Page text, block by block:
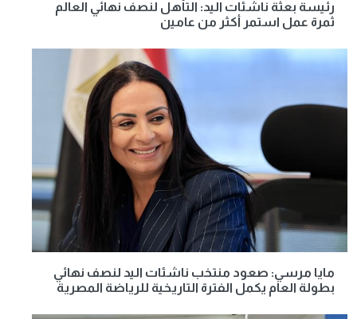
رئيسة بعثة ناشئات اليد: التأهل لنصف نهائي العالم
ثمرة عمل استمر أكثر من عامين
مايا مرسي: صعود منتخب ناشئات اليد لنصف نهائي
بطولة العام يكمل الفترة التاريخية للرياضة المصرية